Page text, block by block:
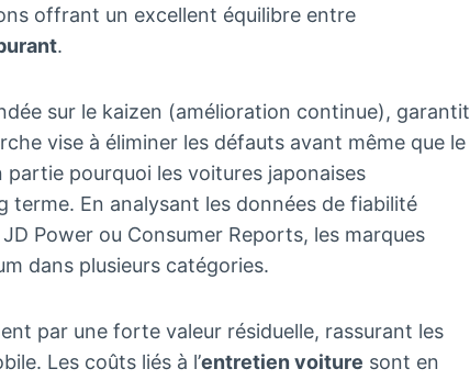
offrant un excellent équilibre entre
.
sur le kaizen (amélioration continue), garantit
vise à éliminer les défauts avant même que le
partie pourquoi les voitures japonaises
En analysant les données de fiabilité
Power ou Consumer Reports, les marques
dans plusieurs catégories.
par une forte valeur résiduelle, rassurant les
Les coûts liés à l’entretien voiture sont en